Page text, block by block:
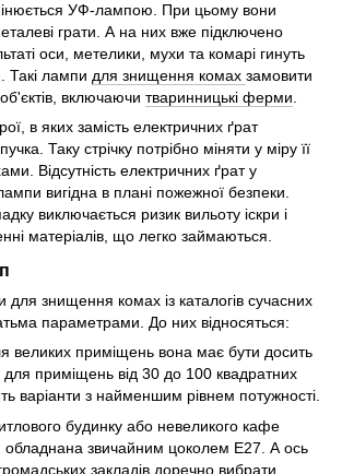
УФ-лампою. При цьому вони
грати. А на них вже підключено
оси, метелики, мухи та комарі гинуть
Такі лампи для знищення комах замовити
включаючи тваринницькі ферми
в яких замість електричних ґрат
Таку стрічку потрібно міняти у міру її
Відсутність електричних ґрат у
вигідна в плані пожежної безпеки.
виключається ризик вильоту іскри і
матеріалів, що легко займаються.
для знищення комах із каталогів сучасних
параметрами. До них відносяться:
великих приміщень вона має бути досить
приміщень від 30 до 100 квадратних
варіанти з найменшим рівнем потужності.
будинку або невеликого кафе
обладнана звичайним цоколем Е27. А ось
закладів доречно вибрати